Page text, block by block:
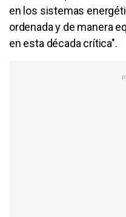
en los sistemas
ordenada y de manera
en esta década crítica".